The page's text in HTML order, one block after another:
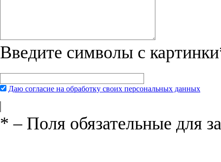
Введите символы с картинки
Даю согласие на обработку своих персональных данных
* – Поля обязательные для